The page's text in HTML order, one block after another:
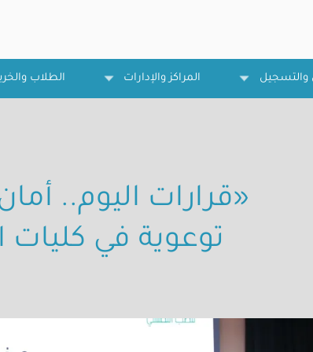
والتسجيل المراكز والإدارات الطلاب
«قرارات اليوم..
توعوية في كليات